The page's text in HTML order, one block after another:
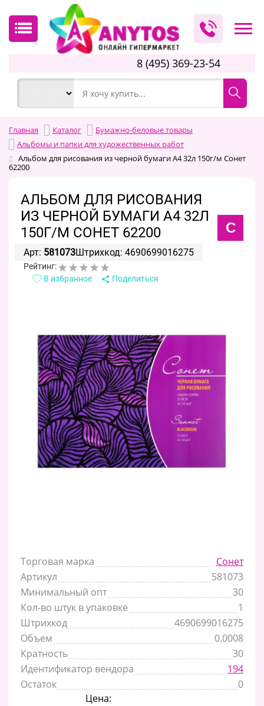
8 (495) 369-23-54
Главная Каталог
Бумажно-беловые товары
Альбомы и папки для художественных работ
Альбом для рисования из черной бумаги А4 32л 150г/м Сонет
62200
АЛЬБОМ ДЛЯ РИСОВАНИЯ
ИЗ ЧЕРНОЙ БУМАГИ А4 32Л
150Г/М СОНЕТ 62200
С
Арт: 581073Штрихкод: 4690699016275
Рейтинг:
В избранное
Поделиться
Торговая марка
Сонет
Артикул
581073
Минимальный опт
30
Кол-во штук в упаковке
1
Штрихкод
4690699016275
Объем
0.0008
Кратность
30
Идентификатор вендора
194
Остаток
0
Цена: